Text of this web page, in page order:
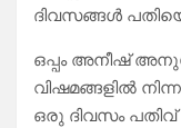
ദിവസങ്ങൾ
ഒപ്പം അനീഷ്
വിഷമങ്ങളിൽ
ഒരു ദിവസം